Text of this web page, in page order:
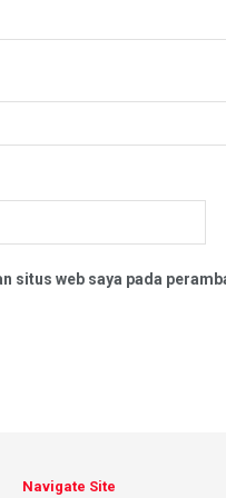
situs web saya pada
Navigate Site